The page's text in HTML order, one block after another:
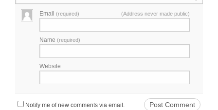
Email(required) (Address never made public)
Name(required)
Website
Notify me of new comments via email.